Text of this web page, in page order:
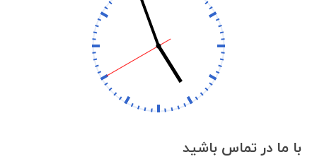
با ما در تماس باشید